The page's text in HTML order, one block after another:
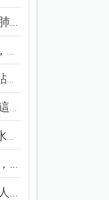
...
...
...